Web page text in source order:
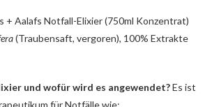
+ Aalafs Notfall-Elixier (750ml Konzentrat)
(Traubensaft, vergoren), 100% Extrakte
und wofür wird es angewendet?Es ist
für Notfälle wie: